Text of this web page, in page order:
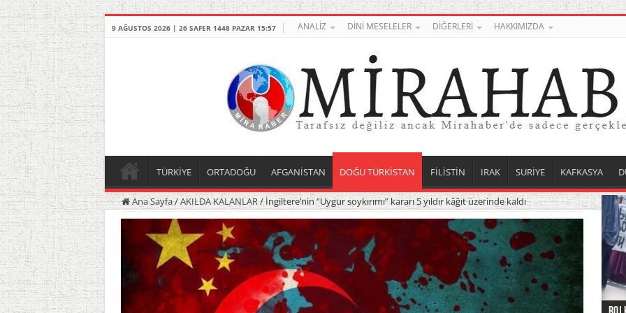
9 AĞUSTOS 2026 | 26 SAFER 1448 PAZAR 15:57 ANALİZ DİNİ MESELELER DİĞERLERİ HAKKIMIZDA
TÜRKİYE ORTADOĞU AFGANİSTAN DOĞU TÜRKİSTAN FİLİSTİN IRAK SURİYE KAFKASYA
Ana Sayfa/AKILDA KALANLAR/İngiltere’nin “Uygur soykırımı” kararı 5 yıldır kâğıt üzerinde kaldı